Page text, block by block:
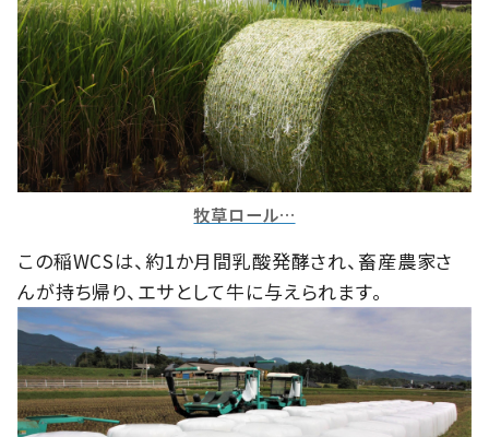
牧草ロール…
この稲WCSは、約1か月間乳酸発酵され、畜産農家さ
んが持ち帰り、エサとして牛に与えられます。